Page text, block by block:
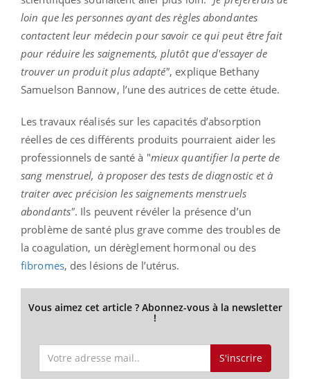
loin que les personnes ayant des règles abondantes
contactent leur médecin pour savoir ce qui peut être fait
pour réduire les saignements, plutôt que d'essayer de
trouver un produit plus adapté", explique Bethany
Samuelson Bannow, l’une des autrices de cette étude.
Les travaux réalisés sur les capacités d’absorption
réelles de ces différents produits pourraient aider les
professionnels de santé à "mieux quantifier la perte de
sang menstruel, à proposer des tests de diagnostic et à
traiter avec précision les saignements menstruels
abondants". Ils peuvent révéler la présence d’un
problème de santé plus grave comme des troubles de
la coagulation, un dérèglement hormonal ou des
fibromes, des lésions de l’utérus.
Vous aimez cet article ? Abonnez-vous à la newsletter
!
S'inscrire